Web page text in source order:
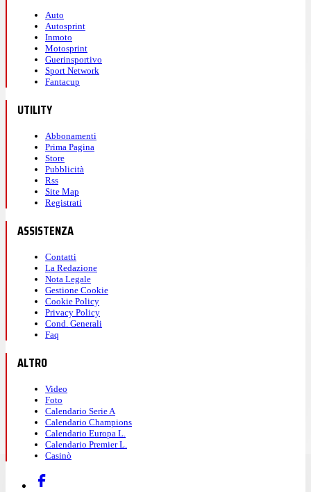
Auto
Autosprint
Inmoto
Motosprint
Guerinsportivo
Sport Network
Fantacup
UTILITY
Abbonamenti
Prima Pagina
Store
Pubblicità
Rss
Site Map
Registrati
ASSISTENZA
Contatti
La Redazione
Nota Legale
Gestione Cookie
Cookie Policy
Privacy Policy
Cond. Generali
Faq
ALTRO
Video
Foto
Calendario Serie A
Calendario Champions
Calendario Europa L.
Calendario Premier L.
Casinò